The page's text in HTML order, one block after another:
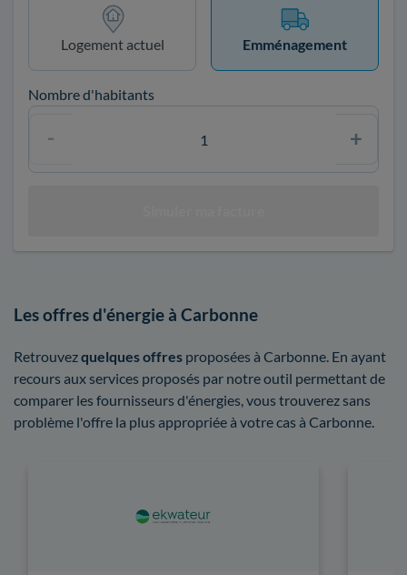
Logement actuel Emménagement
Nombre d'habitants
Les offres d'énergie à Carbonne
Retrouvezquelques offres proposées à Carbonne. En ayant
recours aux services proposés par notre outil permettant de
comparer les fournisseurs d'énergies, vous trouverez sans
problème l'offre la plus appropriée à votre cas à Carbonne.